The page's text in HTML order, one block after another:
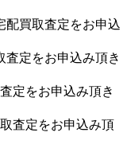
配買取査定をお申込
査定をお申込み頂き
定をお申込み頂き
査定をお申込み頂